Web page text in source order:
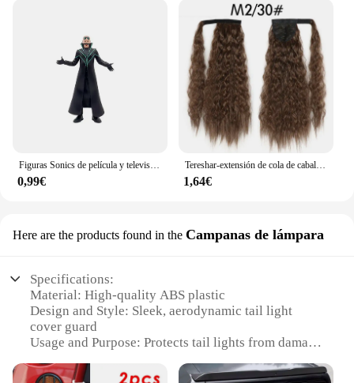
0,99€
Tereshar-extensión de cola de caballo ondulada de maíz sintético para mujer, postizo largo ondulado y rizado envolvente alrededor de cola de caballo resistente al calor
1,64€
Here are the products found in the Campanas de lámpara
Specifications:
Material: High-quality ABS plastic
Design and Style: Sleek, aerodynamic tail light
cover guard
Usage and Purpose: Protects tail lights from damage
Typical Adaptive Scenario: Ideal for outdoor